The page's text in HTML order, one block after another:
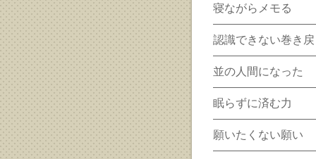
寝ながらメモる
認識できない巻き
並の人間になった
眠らずに済む力
願いたくない願い